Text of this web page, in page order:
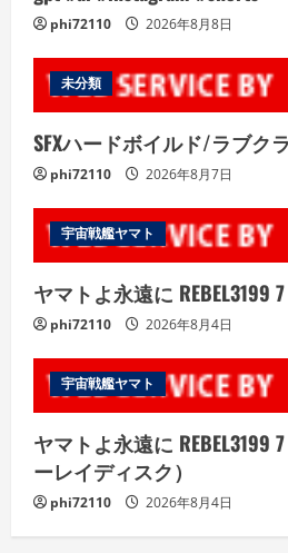
phi72110 2026年8月8日
未分類
SFXハードボイルド/ラブク
phi72110 2026年8月7日
宇宙戦艦ヤマト
ヤマトよ永遠に REBEL3199
phi72110 2026年8月4日
宇宙戦艦ヤマト
ヤマトよ永遠に REBEL3199
ーレイディスク）
phi72110 2026年8月4日